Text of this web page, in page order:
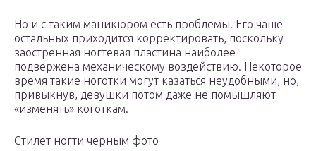
Но и с таким маникюром есть проблемы. Его чаще
остальных приходится корректировать, поскольку
заостренная ногтевая пластина наиболее
подвержена механическому воздействию. Некоторое
время такие ноготки могут казаться неудобными, но,
привыкнув, девушки потом даже не помышляют
«изменять» коготкам.
Стилет ногти черным фото